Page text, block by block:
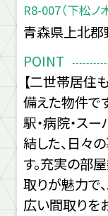
R8-007（下松ノ
青森県上北
POINT
【二世帯居住
備えた物件で
駅・病院・ス
結した、日々
す。充実の部
取りが魅力で
広い間取りを